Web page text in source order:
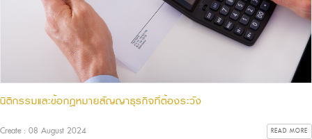
นิติกรรมและข้อกฎหมายสัญญาธุรกิจที่ต้องระวัง
Create : 08 August 2024 READ MORE